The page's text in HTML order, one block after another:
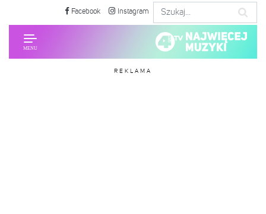
Facebook Instagram
REKLAMA